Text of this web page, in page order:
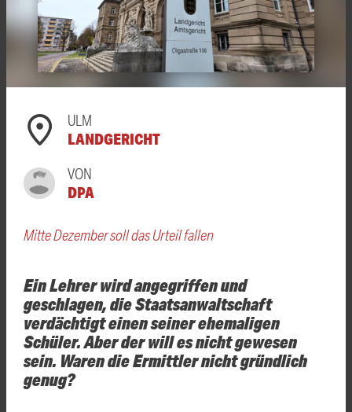
ULM
LANDGERICHT
VON
DPA
Mitte Dezember soll das Urteil fallen
Ein Lehrer wird angegriffen und
geschlagen, die Staatsanwaltschaft
verdächtigt einen seiner ehemaligen
Schüler. Aber der will es nicht gewesen
sein. Waren die Ermittler nicht gründlich
genug?